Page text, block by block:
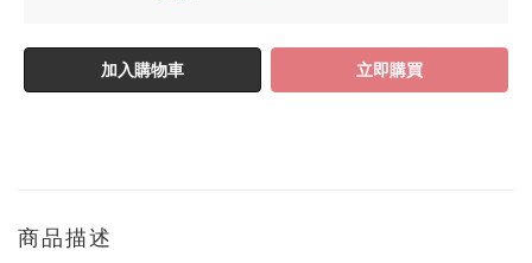
加入購物車 立即購買
商品描述